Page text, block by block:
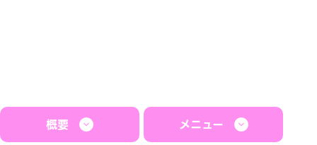
概要 メニュー